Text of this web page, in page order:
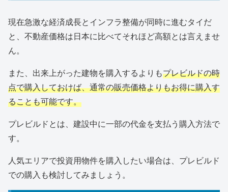
現在急激な経済成長とインフラ整備が同時に進むタイだ
と、不動産価格は日本に比べてそれほど高額とは言えませ
ん。
また、出来上がった建物を購入するよりもプレビルドの時
点で購入しておけば、通常の販売価格よりもお得に購入す
ることも可能です。
プレビルドとは、建設中に一部の代金を支払う購入方法で
す。
人気エリアで投資用物件を購入したい場合は、プレビルド
での購入も検討してみましょう。